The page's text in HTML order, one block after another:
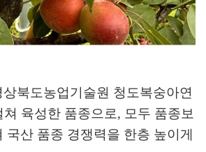
북도농업기술원 청도복숭아연
쳐 육성한 품종으로, 모두 품종보
국산 품종 경쟁력을 한층 높이게